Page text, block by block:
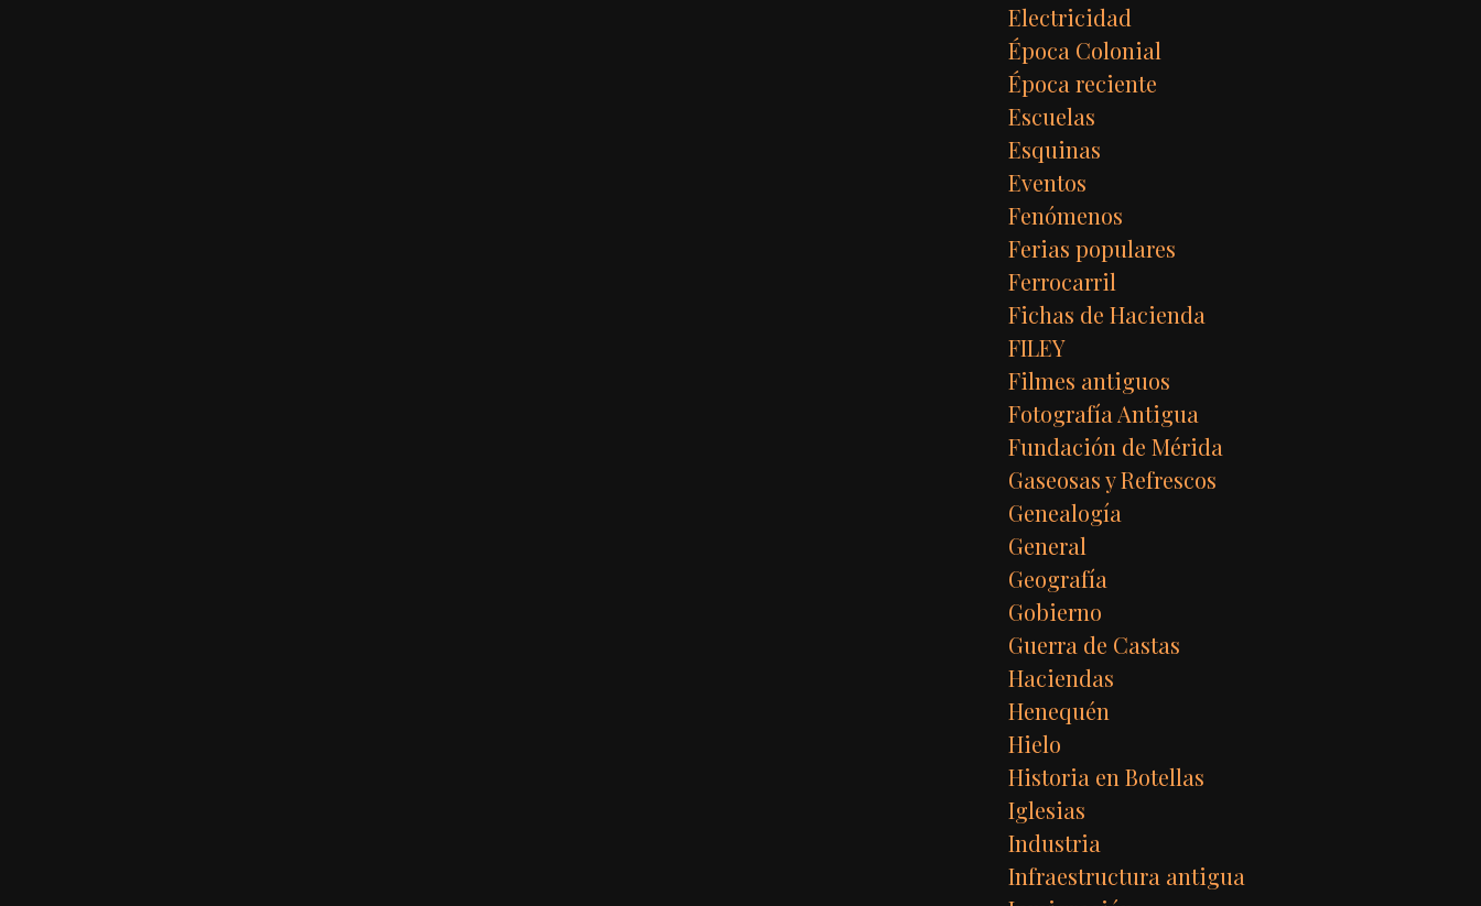
Electricidad
Época Colonial
Época reciente
Escuelas
Esquinas
Eventos
Fenómenos
Ferias populares
Ferrocarril
Fichas de Hacienda
FILEY
Filmes antiguos
Fotografía Antigua
Fundación de Mérida
Gaseosas y Refrescos
Genealogía
General
Geografía
Gobierno
Guerra de Castas
Haciendas
Henequén
Hielo
Historia en Botellas
Iglesias
Industria
Infraestructura antigua